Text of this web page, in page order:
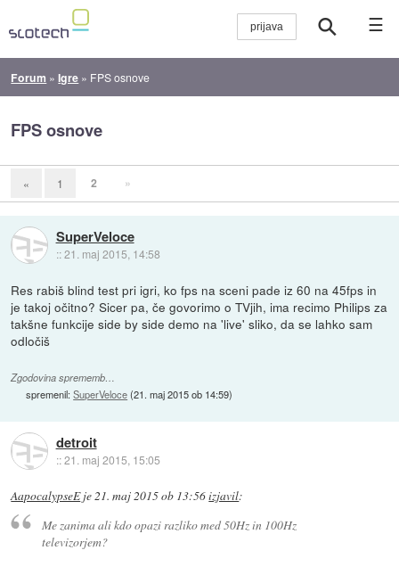
☰
Forum »Igre » FPS osnove
FPS osnove
« 1 2 »
SuperVeloce
::21. maj 2015, 14:58
Res rabiš blind test pri igri, ko fps na sceni pade iz 60 na 45fps in
je takoj očitno? Sicer pa, če govorimo o TVjih, ima recimo Philips za
takšne funkcije side by side demo na 'live' sliko, da se lahko sam
odločiš
Zgodovina sprememb…
spremenil:SuperVeloce(21. maj 2015 ob 14:59)
detroit
::21. maj 2015, 15:05
AapocalypseEje21. maj 2015 ob 13:56izjavil:
Me zanima ali kdo opazi razliko med 50Hz in 100Hz
televizorjem?